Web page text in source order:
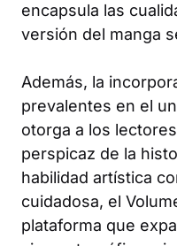
encapsula las
versión del manga
Además, la
prevalentes en el
otorga a los
perspicaz de la
habilidad artística
cuidadosa, el
plataforma que